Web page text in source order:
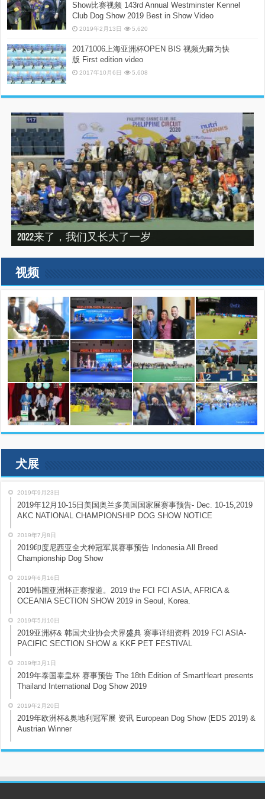
Show比赛视频 143rd Annual Westminster Kennel
Club Dog Show 2019 Best in Show Video
2019年2月13日 5,620
20171006上海亚洲杯OPEN BIS 视频先睹为快
版 First edition video
2017年10月6日 5,608
2022来了，我们又长大了一岁
建设专栏-2020年的冬天，俺们东北那场比赛
“震”撼之旅——2019印尼犬展之行（INDONEISA WINNER
SHOW 2019）
建设专栏-2019刚过一半，但是好像已经结束了。
2019美国143届西敏寺犬展随笔（三）
视频
犬展
2019年9月23日
2019年12月10-15日美国奥兰多美国国家展赛事预告- Dec. 10-15,2019
AKC NATIONAL CHAMPIONSHIP DOG SHOW NOTICE
2019年7月8日
2019印度尼西亚全犬种冠军展赛事预告 Indonesia All Breed
Championship Dog Show
2019年6月16日
2019韩国亚洲杯正赛报道。2019 the FCI FCI ASIA, AFRICA &
OCEANIA SECTION SHOW 2019 in Seoul, Korea.
2019年5月10日
2019亚洲杯& 韩国犬业协会犬界盛典 赛事详细资料 2019 FCI ASIA-
PACIFIC SECTION SHOW & KKF PET FESTIVAL
2019年3月1日
2019年泰国泰皇杯 赛事预告 The 18th Edition of SmartHeart presents
Thailand International Dog Show 2019
2019年2月20日
2019年欧洲杯&奥地利冠军展 资讯 European Dog Show (EDS 2019) &
Austrian Winner